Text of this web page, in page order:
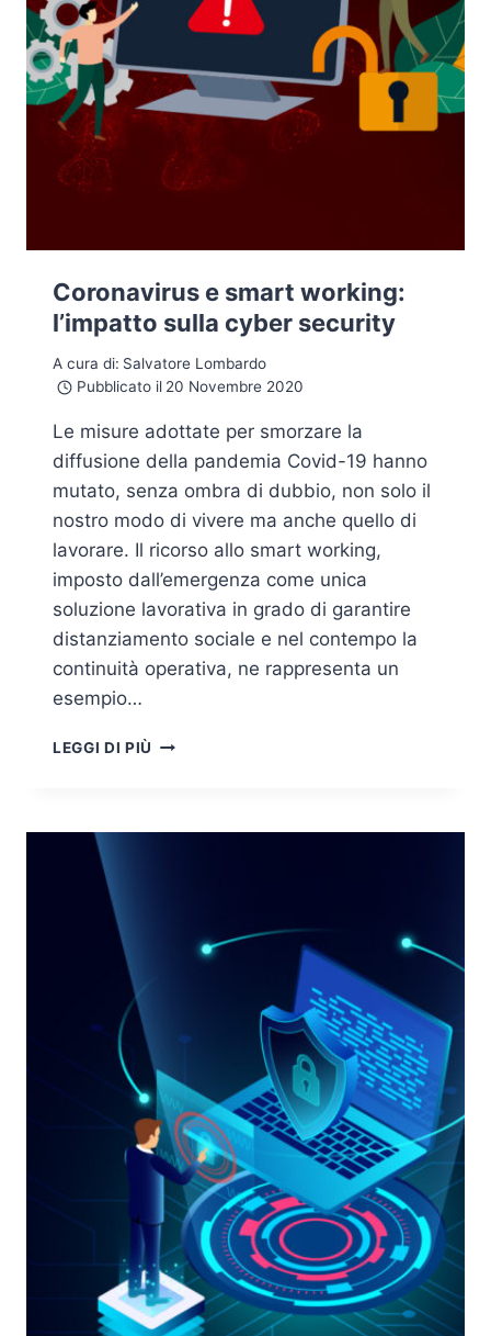
Coronavirus e smart working:
l’impatto sulla cyber security
A cura di: Salvatore Lombardo
Pubblicato il 20 Novembre 2020
Le misure adottate per smorzare la
diffusione della pandemia Covid-19 hanno
mutato, senza ombra di dubbio, non solo il
nostro modo di vivere ma anche quello di
lavorare. Il ricorso allo smart working,
imposto dall’emergenza come unica
soluzione lavorativa in grado di garantire
distanziamento sociale e nel contempo la
continuità operativa, ne rappresenta un
esempio…
LEGGI DI PIÙ CORONAVIRUS
L’IMPATTO